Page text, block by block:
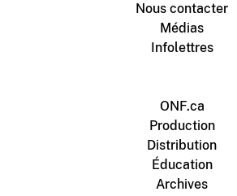
Nous contacter
Médias
Infolettres
ONF.ca
Production
Distribution
Éducation
Archives